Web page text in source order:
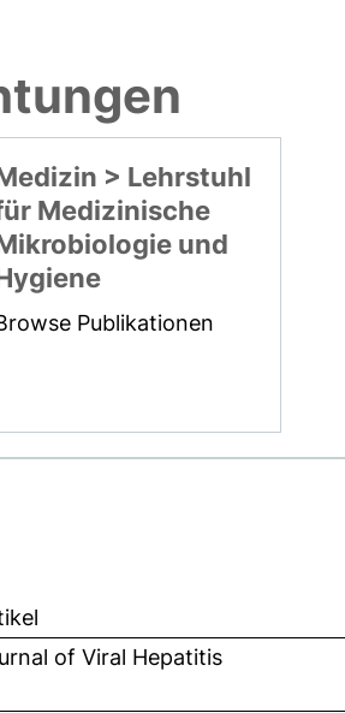
> Lehrstuhl
Medizinische
und
Publikationen
of Viral Hepatitis